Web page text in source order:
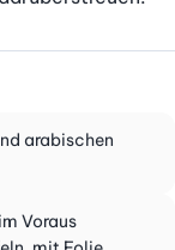
arabischen
Voraus